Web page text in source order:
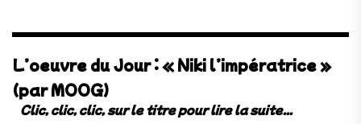
L’oeuvre du Jour : « Niki l’impératrice »
(par MOOG)